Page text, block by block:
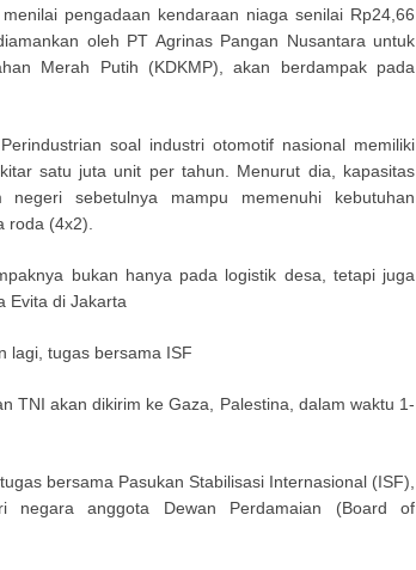
pengadaan kendaraan niaga senilai Rp24,66
oleh PT Agrinas Pangan Nusantara untuk
Merah Putih (KDKMP), akan berdampak pada
soal industri otomotif nasional memiliki
satu juta unit per tahun. Menurut dia, kapasitas
sebetulnya mampu memenuhi kebutuhan
roda (4x2).
bukan hanya pada logistik desa, tetapi juga
Evita di Jakarta
lagi, tugas bersama ISF
TNI akan dikirim ke Gaza, Palestina, dalam waktu 1-
bersama Pasukan Stabilisasi Internasional (ISF),
negara anggota Dewan Perdamaian (Board of